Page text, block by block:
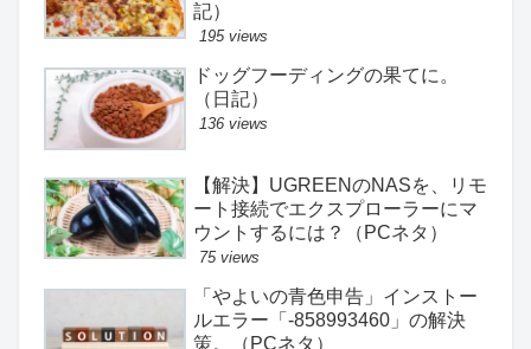
記）
195 views
ドッグフーディングの果てに。
（日記）
136 views
【解決】UGREENのNASを、リモ
ート接続でエクスプローラーにマ
ウントするには？（PCネタ）
75 views
「やよいの青色申告」インストー
ルエラー「-858993460」の解決
策。（PCネタ）